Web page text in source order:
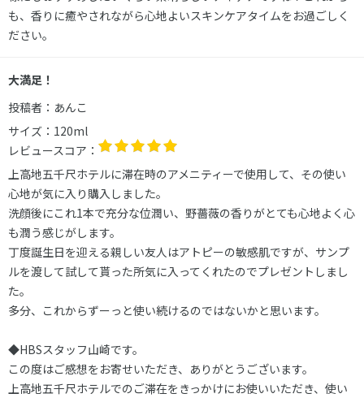
も、香りに癒やされながら心地よいスキンケアタイムをお過ごしく
ださい。
大満足！
投稿者： あんこ
サイズ： 120ml
レビュースコア：
上高地五千尺ホテルに滞在時のアメニティーで使用して、その使い
心地が気に入り購入しました。
洗顔後にこれ1本で充分な位潤い、野薔薇の香りがとても心地よく心
も潤う感じがします。
丁度誕生日を迎える親しい友人はアトピーの敏感肌ですが、サンプ
ルを渡して試して貰った所気に入ってくれたのでプレゼントしまし
た。
多分、これからずーっと使い続けるのではないかと思います。
◆HBSスタッフ山崎です。
この度はご感想をお寄せいただき、ありがとうございます。
上高地五千尺ホテルでのご滞在をきっかけにお使いいただき、使い